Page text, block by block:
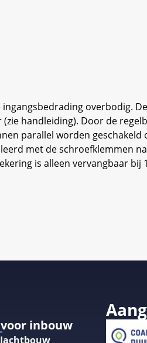
overbodig.
handleiding). Door de
parallel worden
met de schroefklemmen
is alleen vervangbaar bij
inbouw